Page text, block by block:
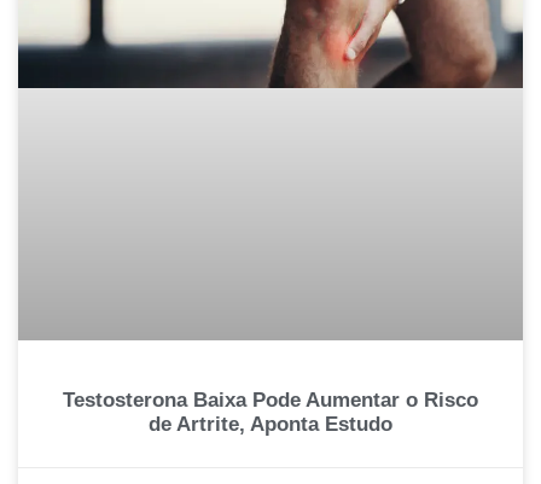
Testosterona Baixa Pode Aumentar o Risco
de Artrite, Aponta Estudo